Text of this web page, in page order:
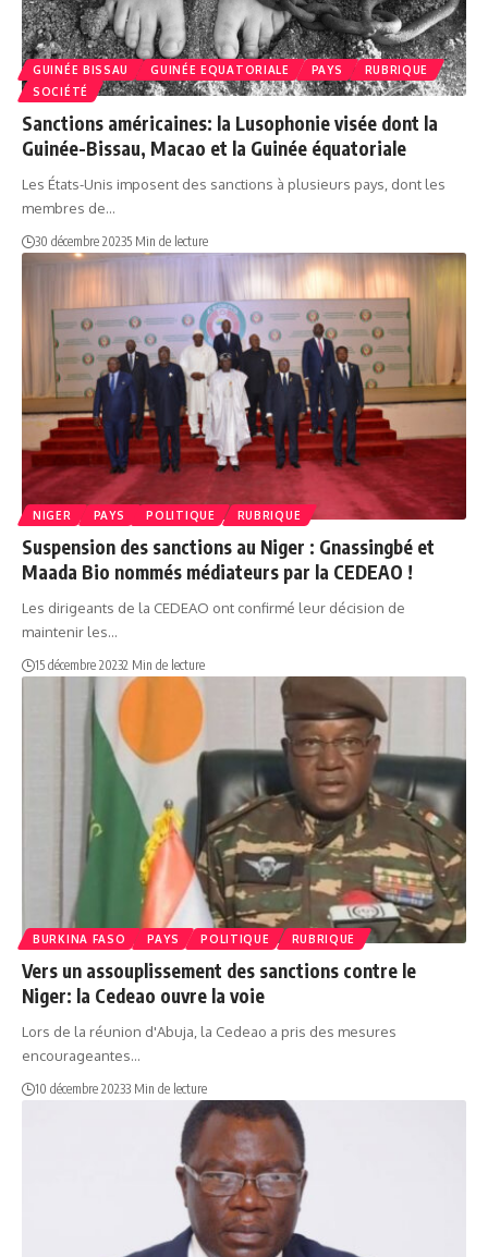
GUINÉE BISSAU GUINÉE EQUATORIALE PAYS
RUBRIQUE
SOCIÉTÉ
Sanctions américaines: la Lusophonie visée dont la
Guinée-Bissau, Macao et la Guinée équatoriale
Les États-Unis imposent des sanctions à plusieurs pays, dont les
membres de…
30 décembre 20235 Min de lecture
NIGER PAYS POLITIQUE RUBRIQUE
Suspension des sanctions au Niger : Gnassingbé et
Maada Bio nommés médiateurs par la CEDEAO !
Les dirigeants de la CEDEAO ont confirmé leur décision de
maintenir les…
15 décembre 20232 Min de lecture
BURKINA FASO PAYS POLITIQUE RUBRIQUE
Vers un assouplissement des sanctions contre le
Niger: la Cedeao ouvre la voie
Lors de la réunion d'Abuja, la Cedeao a pris des mesures
encourageantes…
10 décembre 20233 Min de lecture